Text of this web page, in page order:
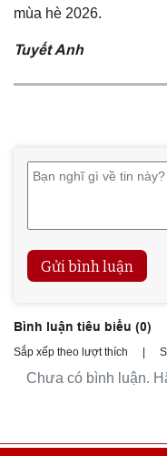
mùa hè 2026.
Tuyết Anh
Gửi bình luận
Bình luận tiêu biểu (0)
Sắp xếp theo lượt thích |
Chưa có bình luận.